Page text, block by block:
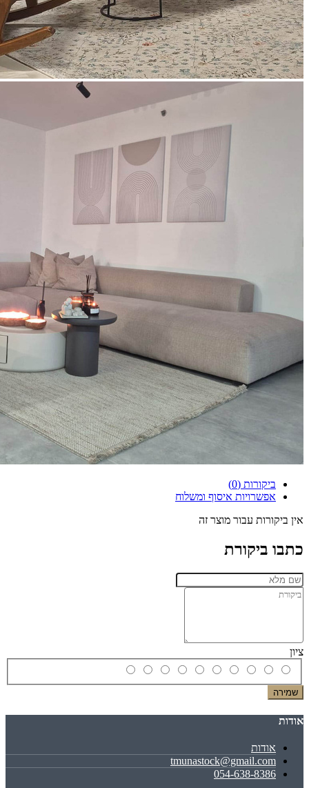
ביקורות (0)
אפשרויות איסוף ומשלוח
אין ביקורות עבור מוצר זה
כתבו ביקורת
ציון
שמירה
אודות
אודות
tmunastock@gmail.com
054-638-8386